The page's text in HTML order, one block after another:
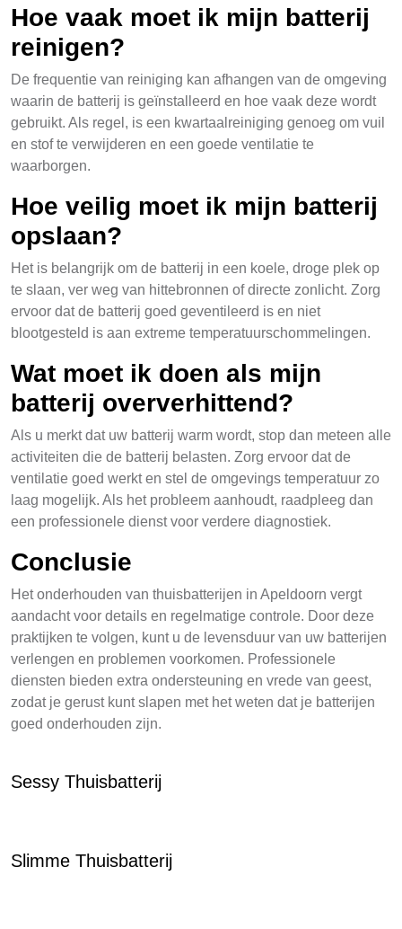
Hoe vaak moet ik mijn batterij
reinigen?
De frequentie van reiniging kan afhangen van de omgeving
waarin de batterij is geïnstalleerd en hoe vaak deze wordt
gebruikt. Als regel, is een kwartaalreiniging genoeg om vuil
en stof te verwijderen en een goede ventilatie te
waarborgen.
Hoe veilig moet ik mijn batterij
opslaan?
Het is belangrijk om de batterij in een koele, droge plek op
te slaan, ver weg van hittebronnen of directe zonlicht. Zorg
ervoor dat de batterij goed geventileerd is en niet
blootgesteld is aan extreme temperatuurschommelingen.
Wat moet ik doen als mijn
batterij oververhittend?
Als u merkt dat uw batterij warm wordt, stop dan meteen alle
activiteiten die de batterij belasten. Zorg ervoor dat de
ventilatie goed werkt en stel de omgevings temperatuur zo
laag mogelijk. Als het probleem aanhoudt, raadpleeg dan
een professionele dienst voor verdere diagnostiek.
Conclusie
Het onderhouden van thuisbatterijen in Apeldoorn vergt
aandacht voor details en regelmatige controle. Door deze
praktijken te volgen, kunt u de levensduur van uw batterijen
verlengen en problemen voorkomen. Professionele
diensten bieden extra ondersteuning en vrede van geest,
zodat je gerust kunt slapen met het weten dat je batterijen
goed onderhouden zijn.
Sessy Thuisbatterij
Slimme Thuisbatterij